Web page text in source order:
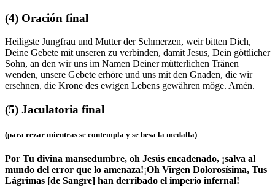
(4) Oración final
Heiligste Jungfrau und Mutter der Schmerzen, weir bitten Dich,
Deine Gebete mit unseren zu verbinden, damit Jesus, Dein göttlicher
Sohn, an den wir uns im Namen Deiner mütterlichen Tränen
wenden, unsere Gebete erhöre und uns mit den Gnaden, die wir
ersehnen, die Krone des ewigen Lebens gewähren möge. Amén.
(5) Jaculatoria final
(para rezar mientras se contempla y se besa la medalla)
Por Tu divina mansedumbre, oh Jesús encadenado, ¡salva al
mundo del error que lo amenaza!¡Oh Virgen Dolorosísima, Tus
Lágrimas [de Sangre] han derribado el imperio infernal!